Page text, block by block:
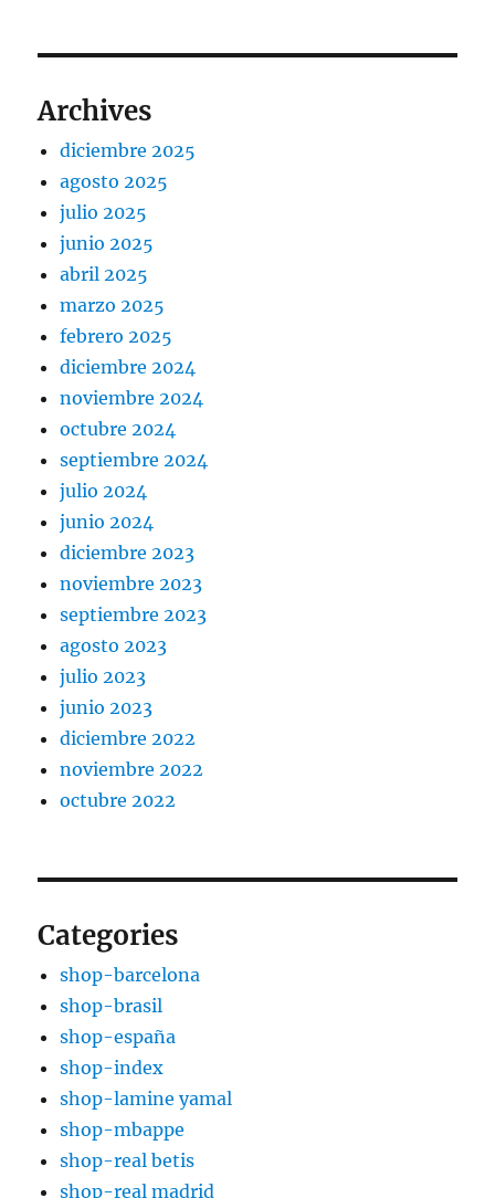
Archives
diciembre 2025
agosto 2025
julio 2025
junio 2025
abril 2025
marzo 2025
febrero 2025
diciembre 2024
noviembre 2024
octubre 2024
septiembre 2024
julio 2024
junio 2024
diciembre 2023
noviembre 2023
septiembre 2023
agosto 2023
julio 2023
junio 2023
diciembre 2022
noviembre 2022
octubre 2022
Categories
shop-barcelona
shop-brasil
shop-españa
shop-index
shop-lamine yamal
shop-mbappe
shop-real betis
shop-real madrid